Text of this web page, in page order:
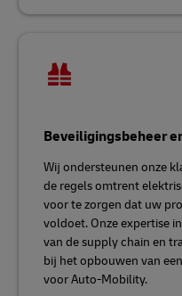
Beveiligingsbeheer
Wij ondersteunen onze
de regels omtrent
voor te zorgen dat uw
voldoet. Onze expertise
van de supply chain en
bij het opbouwen van
voor Auto-Mobility.